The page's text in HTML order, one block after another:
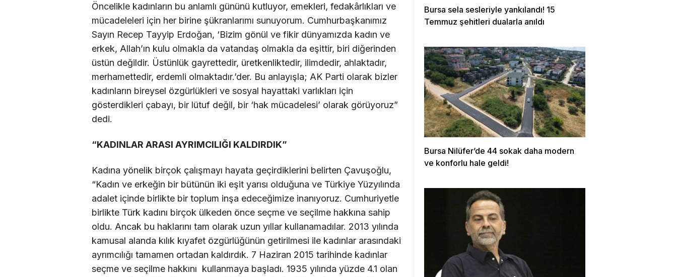
Öncelikle kadınların bu anlamlı gününü kutluyor, emekleri, fedakârlıkları ve
mücadeleleri için her birine şükranlarımı sunuyorum. Cumhurbaşkanımız
Sayın Recep Tayyip Erdoğan, ‘Bizim gönül ve fikir dünyamızda kadın ve
erkek, Allah’ın kulu olmakla da vatandaş olmakla da eşittir, biri diğerinden
üstün değildir. Üstünlük gayrettedir, üretkenliktedir, ilimdedir, ahlaktadır,
merhamettedir, erdemli olmaktadır.’der. Bu anlayışla; AK Parti olarak bizler
kadınların bireysel özgürlükleri ve sosyal hayattaki varlıkları için
gösterdikleri çabayı, bir lütuf değil, bir ‘hak mücadelesi’ olarak görüyoruz”
dedi.
“KADINLAR ARASI AYRIMCILIĞI KALDIRDIK”
Kadına yönelik birçok çalışmayı hayata geçirdiklerini belirten Çavuşoğlu,
“Kadın ve erkeğin bir bütünün iki eşit yarısı olduğuna ve Türkiye Yüzyılında
adalet içinde birlikte bir toplum inşa edeceğimize inanıyoruz. Cumhuriyetle
birlikte Türk kadını birçok ülkeden önce seçme ve seçilme hakkına sahip
oldu. Ancak bu haklarını tam olarak uzun yıllar kullanamadılar. 2013 yılında
kamusal alanda kılık kıyafet özgürlüğünün getirilmesi ile kadınlar arasındaki
ayrımcılığı tamamen ortadan kaldırdık. 7 Haziran 2015 tarihinde kadınlar
seçme ve seçilme hakkını kullanmaya başladı. 1935 yılında yüzde 4.1 olan
Bursa sela sesleriyle yankılandı! 15
Temmuz şehitleri dualarla anıldı
Bursa Nilüfer’de 44 sokak daha modern
ve konforlu hale geldi!